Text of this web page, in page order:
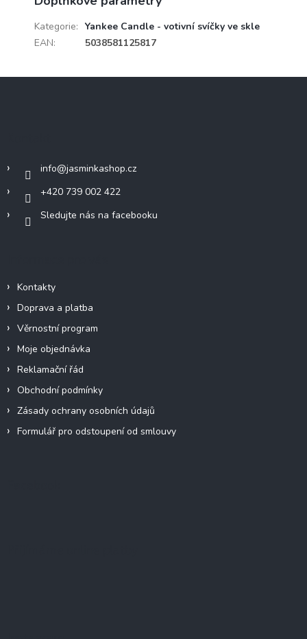
Kategorie: Yankee Candle - votivní svíčky ve skle
EAN: 5038581125817
info@jasminkashop.cz
+420 739 002 422
Sledujte nás na facebooku
Kontakty
Doprava a platba
Věrnostní program
Moje objednávka
Reklamační řád
Obchodní podmínky
Zásady ochrany osobních údajů
Formulář pro odstoupení od smlouvy